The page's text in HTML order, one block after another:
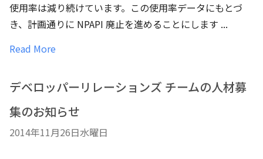
使用率は減り続けています。この使用率データにもとづ
き、計画通りに NPAPI 廃止を進めることにします ...
Read More
デベロッパーリレーションズ チームの人材募
集のお知らせ
2014年11月26日水曜日